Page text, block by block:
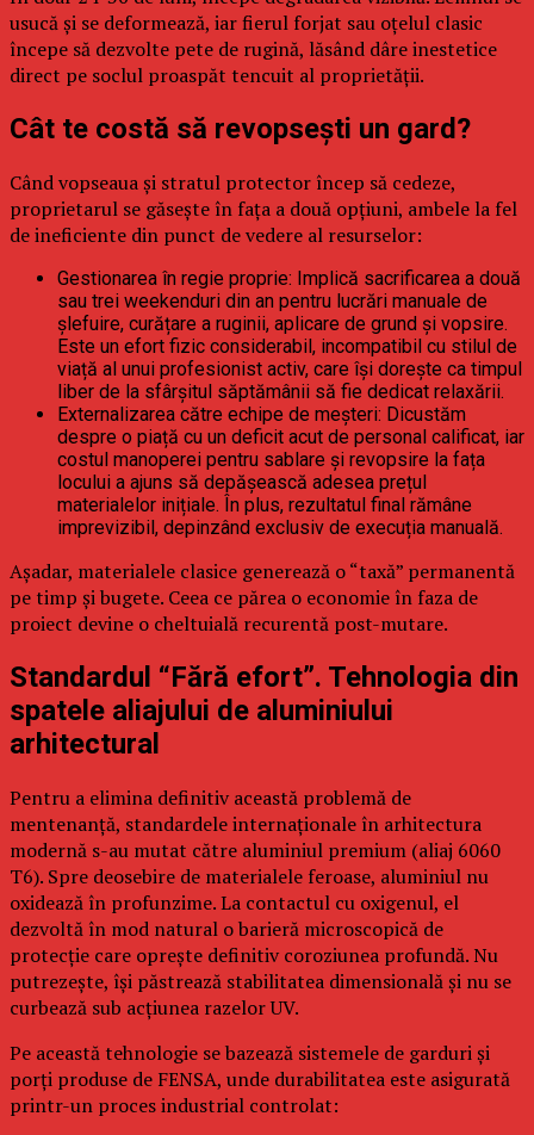
usucă și se deformează, iar fierul forjat sau oțelul clasic
începe să dezvolte pete de rugină, lăsând dâre inestetice
direct pe soclul proaspăt tencuit al proprietății.
Cât te costă să revopsești un gard?
Când vopseaua și stratul protector încep să cedeze,
proprietarul se găsește în fața a două opțiuni, ambele la fel
de ineficiente din punct de vedere al resurselor:
Gestionarea în regie proprie: Implică sacrificarea a două
sau trei weekenduri din an pentru lucrări manuale de
șlefuire, curățare a ruginii, aplicare de grund și vopsire.
Este un efort fizic considerabil, incompatibil cu stilul de
viață al unui profesionist activ, care își dorește ca timpul
liber de la sfârșitul săptămânii să fie dedicat relaxării.
Externalizarea către echipe de meșteri: Dicustăm
despre o piață cu un deficit acut de personal calificat, iar
costul manoperei pentru sablare și revopsire la fața
locului a ajuns să depășească adesea prețul
materialelor inițiale. În plus, rezultatul final rămâne
imprevizibil, depinzând exclusiv de execuția manuală.
Așadar, materialele clasice generează o “taxă” permanentă
pe timp și bugete. Ceea ce părea o economie în faza de
proiect devine o cheltuială recurentă post-mutare.
Standardul “Fără efort”. Tehnologia din
spatele aliajului de aluminiului
arhitectural
Pentru a elimina definitiv această problemă de
mentenanță, standardele internaționale în arhitectura
modernă s-au mutat către aluminiul premium (aliaj 6060
T6). Spre deosebire de materialele feroase, aluminiul nu
oxidează în profunzime. La contactul cu oxigenul, el
dezvoltă în mod natural o barieră microscopică de
protecție care oprește definitiv coroziunea profundă. Nu
putrezește, își păstrează stabilitatea dimensională și nu se
curbează sub acțiunea razelor UV.
Pe această tehnologie se bazează sistemele de garduri și
porți produse de FENSA, unde durabilitatea este asigurată
printr-un proces industrial controlat: